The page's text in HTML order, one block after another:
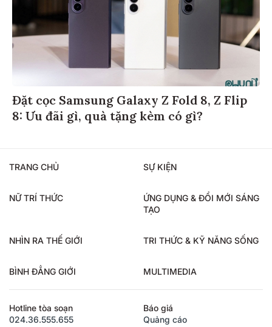
Đặt cọc Samsung Galaxy Z Fold 8, Z Flip
8: Ưu đãi gì, quà tặng kèm có gì?
TRANG CHỦ SỰ KIỆN
NỮ TRÍ THỨC
ỨNG DỤNG & ĐỔI MỚI SÁNG
TẠO
NHÌN RA THẾ GIỚI TRI THỨC & KỸ NĂNG SỐNG
BÌNH ĐẲNG GIỚI MULTIMEDIA
Hotline tòa soạn
024.36.555.655
Báo giá
Quảng cáo